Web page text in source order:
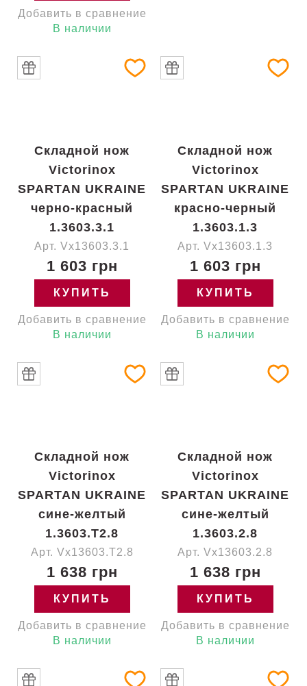
Добавить в сравнение
В наличии
Складной нож
Victorinox
SPARTAN UKRAINE
черно-красный
1.3603.3.1
Арт. Vx13603.3.1
1 603 грн
КУПИТЬ
Добавить в сравнение
В наличии
Складной нож
Victorinox
SPARTAN UKRAINE
красно-черный
1.3603.1.3
Арт. Vx13603.1.3
1 603 грн
КУПИТЬ
Добавить в сравнение
В наличии
Складной нож
Victorinox
SPARTAN UKRAINE
сине-желтый
1.3603.T2.8
Арт. Vx13603.T2.8
1 638 грн
КУПИТЬ
Добавить в сравнение
В наличии
Складной нож
Victorinox
SPARTAN UKRAINE
сине-желтый
1.3603.2.8
Арт. Vx13603.2.8
1 638 грн
КУПИТЬ
Добавить в сравнение
В наличии